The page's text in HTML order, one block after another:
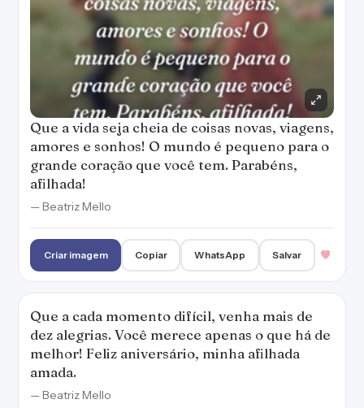
Que a vida seja cheia de coisas novas, viagens,
amores e sonhos! O mundo é pequeno para o
grande coração que você tem. Parabéns,
afilhada!
— Beatriz Mello
Criar imagem Copiar WhatsApp Salvar
Que a cada momento difícil, venha mais de
dez alegrias. Você merece apenas o que há de
melhor! Feliz aniversário, minha afilhada
amada.
— Beatriz Mello